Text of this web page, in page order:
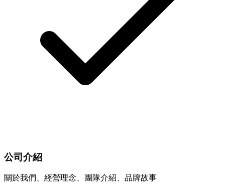
公司介紹
關於我們、經營理念、團隊介紹、品牌故事